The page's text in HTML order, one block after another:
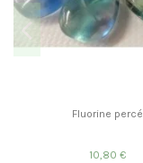
Fluorine percé
10,80 €